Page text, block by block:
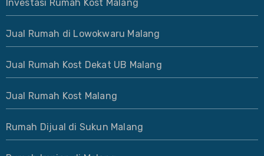
Investasi Rumah Kost Malang
Jual Rumah di Lowokwaru Malang
Jual Rumah Kost Dekat UB Malang
Jual Rumah Kost Malang
Rumah Dijual di Sukun Malang